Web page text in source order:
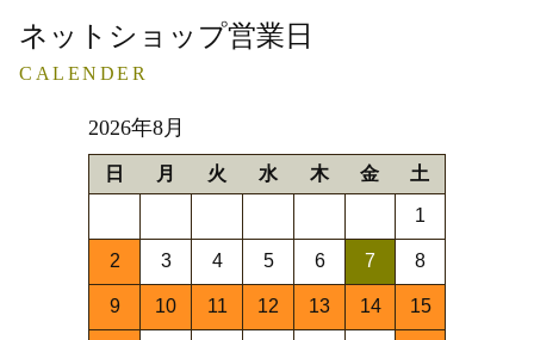
ネットショップ営業日
CALENDER
2026年8月
日 月 火 水 木 金 土
1
2 3 4 5 6 7 8
9 10 11 12 13 14 15